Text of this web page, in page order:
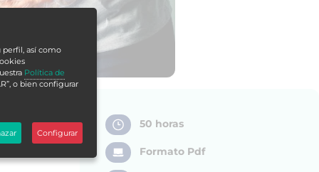
50 horas
Formato Pdf
perfil, así como
Política de
o bien configurar
Configurar